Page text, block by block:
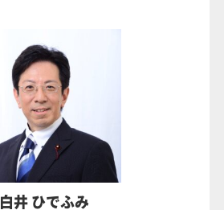
白井 ひでふみ